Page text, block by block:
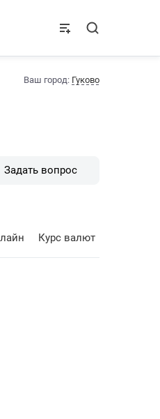
Ваш город: Гуково
Задать вопрос
Курс валют